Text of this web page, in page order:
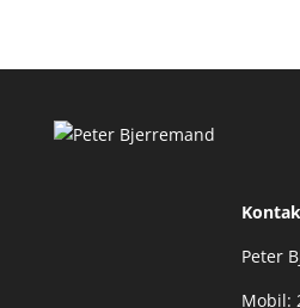
Peter
Mobil: